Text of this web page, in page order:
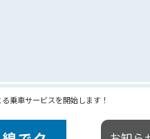
乗車サービスを開始します！